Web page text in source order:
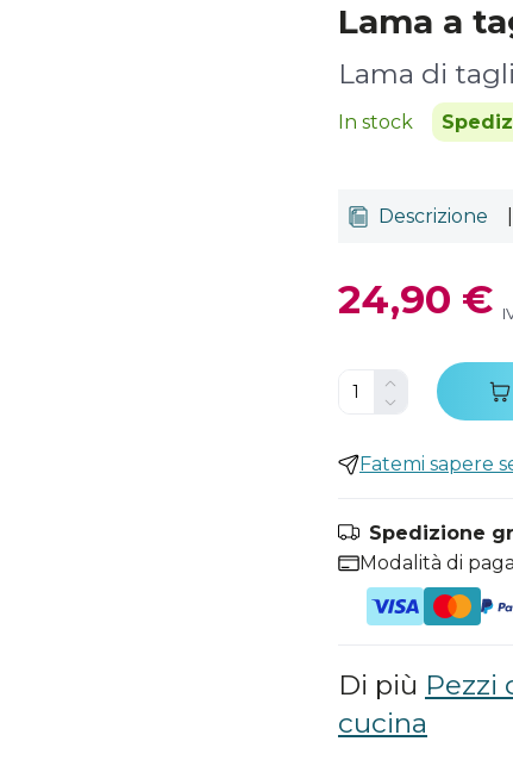
Lama a
Lama di
In stock
Descrizione
24,90 €
Fatemi sapere
Spedizione
Modalità di
Di più Pezzi
cucina